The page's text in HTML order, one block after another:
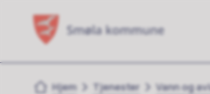
Du er her:
Hjem Tjenester Vann og